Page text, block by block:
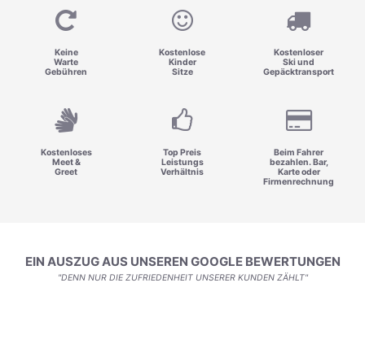
Keine
Warte
Gebühren
Kostenlose
Kinder
Sitze
Kostenloser
Ski und
Gepäcktransport
Kostenloses
Meet &
Greet
Top Preis
Leistungs
Verhältnis
Beim Fahrer
bezahlen. Bar,
Karte oder
Firmenrechnung
EIN AUSZUG AUS UNSEREN GOOGLE BEWERTUNGEN
"DENN NUR DIE ZUFRIEDENHEIT UNSERER KUNDEN ZÄHLT"